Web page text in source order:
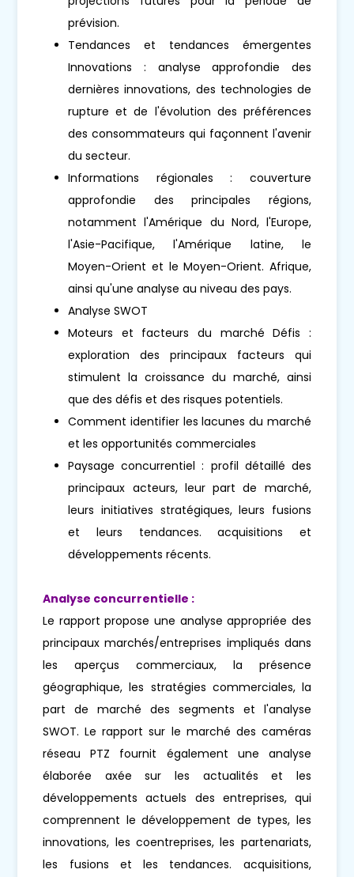
prévision.
Tendances et tendances émergentes
Innovations : analyse approfondie des
dernières innovations, des technologies de
rupture et de l'évolution des préférences
des consommateurs qui façonnent l'avenir
du secteur.
Informations régionales : couverture
approfondie des principales régions,
notamment l'Amérique du Nord, l'Europe,
l'Asie-Pacifique, l'Amérique latine, le
Moyen-Orient et le Moyen-Orient. Afrique,
ainsi qu'une analyse au niveau des pays.
Analyse SWOT
Moteurs et facteurs du marché Défis :
exploration des principaux facteurs qui
stimulent la croissance du marché, ainsi
que des défis et des risques potentiels.
Comment identifier les lacunes du marché
et les opportunités commerciales
Paysage concurrentiel : profil détaillé des
principaux acteurs, leur part de marché,
leurs initiatives stratégiques, leurs fusions
et leurs tendances. acquisitions et
développements récents.
Analyse concurrentielle :
Le rapport propose une analyse appropriée des
principaux marchés/entreprises impliqués dans
les aperçus commerciaux, la présence
géographique, les stratégies commerciales, la
part de marché des segments et l'analyse
SWOT. Le rapport sur le marché des caméras
réseau PTZ fournit également une analyse
élaborée axée sur les actualités et les
développements actuels des entreprises, qui
comprennent le développement de types, les
innovations, les coentreprises, les partenariats,
les fusions et les tendances. acquisitions,